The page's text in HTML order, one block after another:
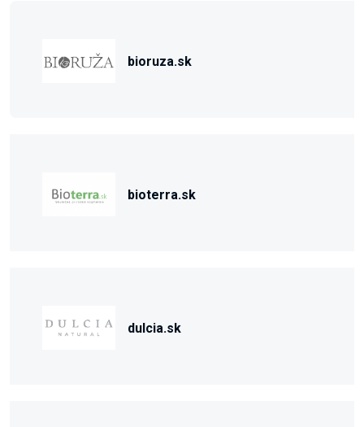
bioruza.sk
bioterra.sk
dulcia.sk